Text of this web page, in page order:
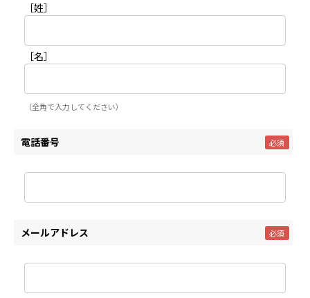
［姓］
［名］
（全角で入力してください）
電話番号
メールアドレス